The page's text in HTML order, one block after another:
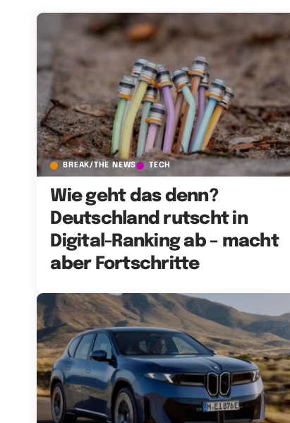
BREAK/THE NEWS TECH
Wie geht das denn?
Deutschland rutscht in
Digital-Ranking ab – macht
aber Fortschritte